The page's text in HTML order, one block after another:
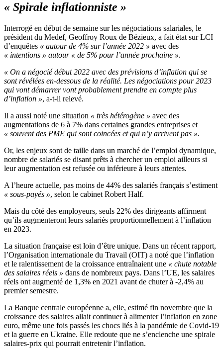
« Spirale inflationniste »
Interrogé en début de semaine sur les négociations salariales, le
président du Medef, Geoffroy Roux de Bézieux, a fait état sur LCI
d’enquêtes « autour de 4% sur l’année 2022 » avec des
« intentions » autour « de 5% pour l’année prochaine ».
« On a négocié début 2022 avec des prévisions d’inflation qui se
sont révélées en-dessous de la réalité. Les négociations pour 2023
qui vont démarrer vont probablement prendre en compte plus
d’inflation », a-t-il relevé.
Il a aussi noté une situation « très hétérogène » avec des
augmentations de 6 à 7% dans certaines grandes entreprises et
« souvent des PME qui sont coincées et qui n’y arrivent pas ».
Or, les enjeux sont de taille dans un marché de l’emploi dynamique,
nombre de salariés se disant prêts à chercher un emploi ailleurs si
leur augmentation est refusée ou inférieure à leurs attentes.
A l’heure actuelle, pas moins de 44% des salariés français s’estiment
« sous-payés », selon le cabinet Robert Half.
Mais du côté des employeurs, seuls 22% des dirigeants affirment
qu’ils augmenteront leurs salariés proportionnellement à l’inflation
en 2023.
La situation française est loin d’être unique. Dans un récent rapport,
l’Organisation internationale du Travail (OIT) a noté que l’inflation
et le ralentissement de la croissance entraînaient une « chute notable
des salaires réels » dans de nombreux pays. Dans l’UE, les salaires
réels ont augmenté de 1,3% en 2021 avant de chuter à -2,4% au
premier semestre.
La Banque centrale européenne a, elle, estimé fin novembre que la
croissance des salaires allait continuer à alimenter l’inflation en zone
euro, même une fois passés les chocs liés à la pandémie de Covid-19
et la guerre en Ukraine. Elle redoute que ne s’enclenche une spirale
salaires-prix qui pourrait entretenir l’inflation.